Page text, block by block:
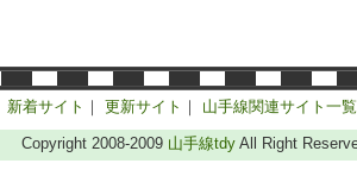
新着サイト ｜ 更新サイト ｜ 山手線関連サイト一覧
Copyright 2008-2009 山手線tdyAll Right